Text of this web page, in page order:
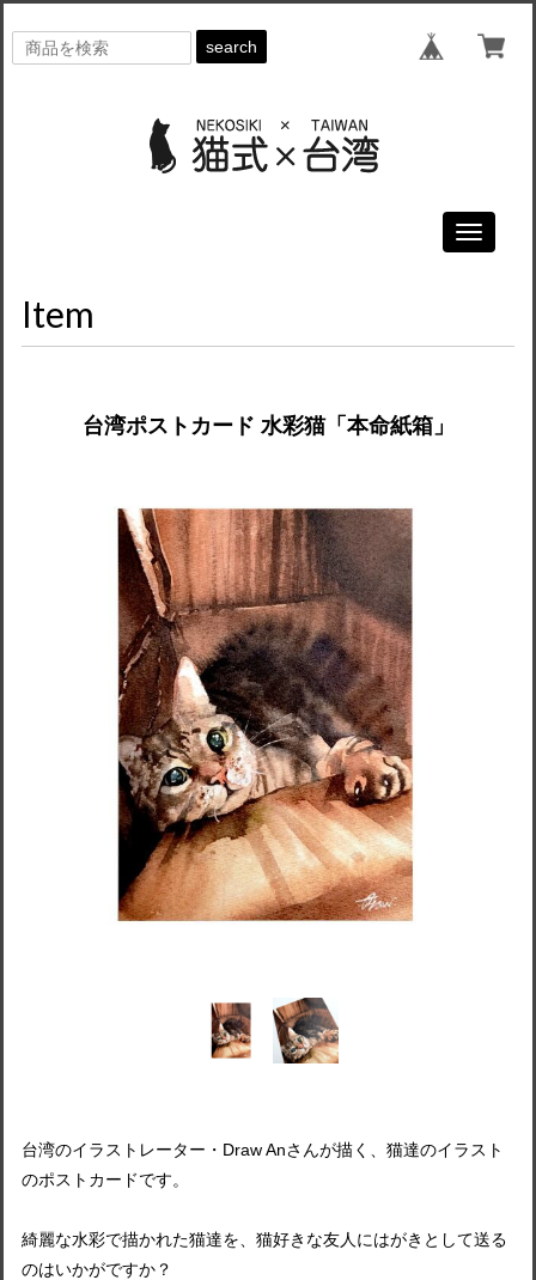
search
Toggle
Item
台湾ポストカード 水彩猫「本命紙箱」
台湾のイラストレーター・Draw Anさんが描く、猫達のイラスト
のポストカードです。
綺麗な水彩で描かれた猫達を、猫好きな友人にはがきとして送る
のはいかがですか？